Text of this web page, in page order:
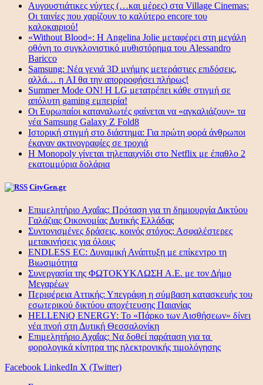
Αυγουστιάτικες νύχτες (…και μέρες) στα Village Cinemas:
Οι ταινίες που χαρίζουν το καλύτερο encore του
καλοκαιριού!
«Without Blood»: Η Angelina Jolie μεταφέρει στη μεγάλη
οθόνη το συγκλονιστικό μυθιστόρημα του Alessandro
Baricco
Samsung: Νέα γενιά 3D μνήμης μετεράστιες επιδόσεις,
αλλά… η AI θα την απορροφήσει πλήρως!
Summer Mode ON! Η LG μετατρέπει κάθε στιγμή σε
απόλυτη gaming εμπειρία!
Οι Ευρωπαίοι καταναλωτές φαίνεται να «αγκαλιάζουν» τα
νέα Samsung Galaxy Z Fold8
Ιστορική στιγμή στο διάστημα: Για πρώτη φορά άνθρωποι
έκαναν ακτινογραφίες σε τροχιά
Η Monopoly γίνεται τηλεπαιχνίδι στο Netflix με έπαθλο 2
εκατομμύρια δολάρια
CityGen.gr
Επιμελητήριο Αχαΐας: Πρόταση για τη δημιουργία Δικτύου
Γαλάζιας Οικονομίας Δυτικής Ελλάδας
Συντονισμένες δράσεις, κοινός στόχος: Ασφαλέστερες
μετακινήσεις για όλους
ENDLESS EC: Δυναμική Ανάπτυξη με επίκεντρο τη
Βιωσιμότητα
Συνεργασία της ΦΩΤΟΚΥΚΛΩΣΗ Α.Ε. με τον Δήμο
Μεγαρέων
Περιφέρεια Αττικής: Υπεγράφη η σύμβαση κατασκευής του
εσωτερικού δικτύου αποχέτευσης Παιανίας
HELLENiQ ENERGY: Το «Πάρκο των Αισθήσεων» δίνει
νέα πνοή στη Δυτική Θεσσαλονίκη
Επιμελητήριο Αχαΐας: Να δοθεί παράταση για τα
φορολογικά κίνητρα της ηλεκτρονικής τιμολόγησης
Facebook LinkedIn X (Twitter)